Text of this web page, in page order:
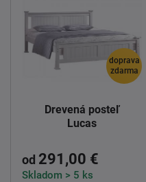
doprava
zdarma
Drevená posteľ
Lucas
od 291,00 €
Skladom > 5 ks